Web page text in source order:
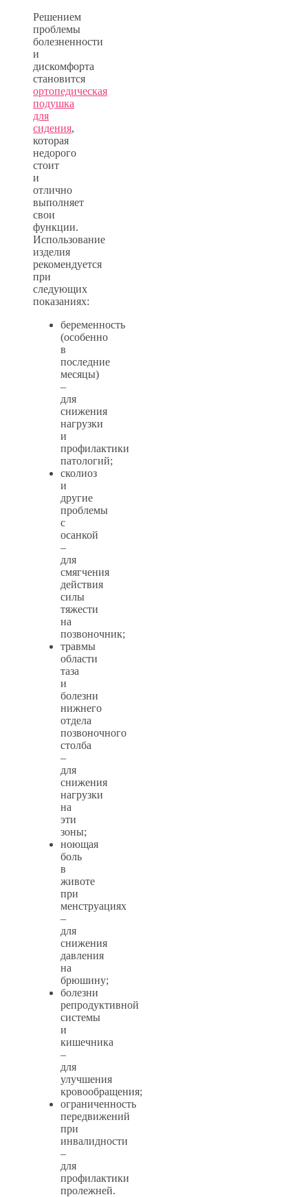
Решением
проблемы
болезненности
и
дискомфорта
становится
ортопедическая
подушка
для
сидения,
которая
недорого
стоит
и
отлично
выполняет
свои
функции.
Использование
изделия
рекомендуется
при
следующих
показаниях:
беременность
(особенно
в
последние
месяцы)
–
для
снижения
нагрузки
и
профилактики
патологий;
сколиоз
и
другие
проблемы
с
осанкой
–
для
смягчения
действия
силы
тяжести
на
позвоночник;
травмы
области
таза
и
болезни
нижнего
отдела
позвоночного
столба
–
для
снижения
нагрузки
на
эти
зоны;
ноющая
боль
в
животе
при
менструациях
–
для
снижения
давления
на
брюшину;
болезни
репродуктивной
системы
и
кишечника
–
для
улучшения
кровообращения;
ограниченность
передвижений
при
инвалидности
–
для
профилактики
пролежней.